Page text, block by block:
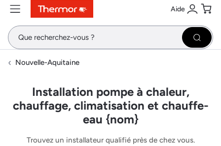
ContenuMenuRecherche Aide
Se
Nouvelle-Aquitaine
Installation pompe à chaleur,
chauffage, climatisation et chauffe-
eau {nom}
Trouvez un installateur qualifié près de chez vous.